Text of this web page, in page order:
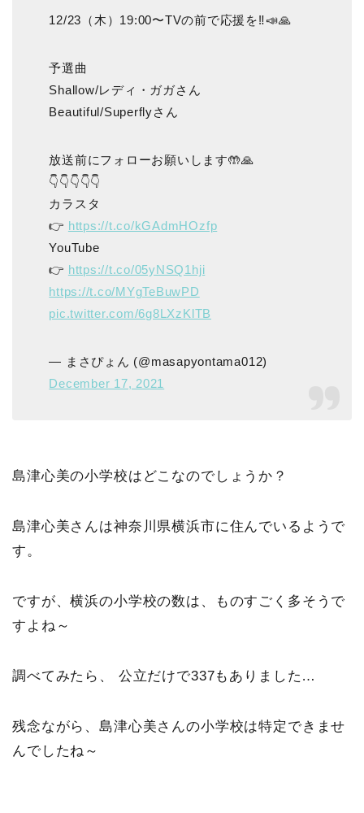
12/23（木）19:00〜TVの前で応援を‼️📣🙏
予選曲
Shallow/レディ・ガガさん
Beautiful/Superflyさん
放送前にフォローお願いします🤲🙏
👇👇👇👇👇
カラスタ
👉 https://t.co/kGAdmHOzfp
YouTube
👉 https://t.co/05yNSQ1hji
https://t.co/MYgTeBuwPD
pic.twitter.com/6g8LXzKlTB
— まさぴょん (@masapyontama012)
December 17, 2021
島津心美の小学校はどこなのでしょうか？
島津心美さんは神奈川県横浜市に住んでいるようで
す。
ですが、横浜の小学校の数は、ものすごく多そうで
すよね～
調べてみたら、 公立だけで337もありました…
残念ながら、島津心美さんの小学校は特定できませ
んでしたね～